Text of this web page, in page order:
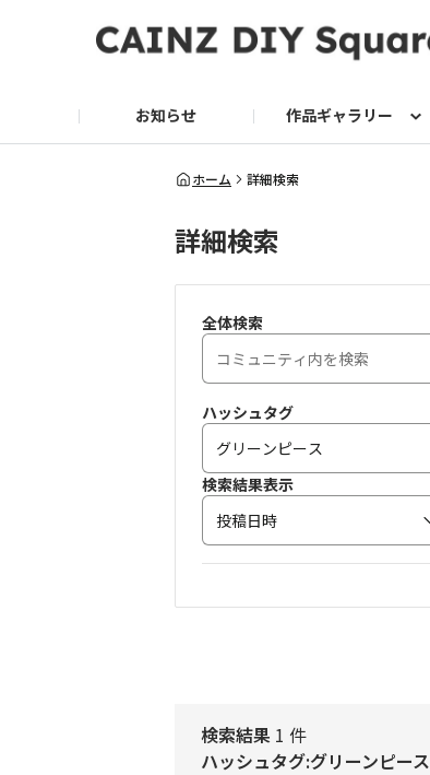
お知らせ 作品ギャラリー
グリーン
家庭菜園2026
DIY レシピ グリーン レシピ
ドッグサークル
グリーン入荷情報
ホーム 詳細検索
詳細検索
全体検索
ハッシュタグ
検索結果表示
投稿日時
検索結果 1 件
ハッシュタグ:グリーンピース